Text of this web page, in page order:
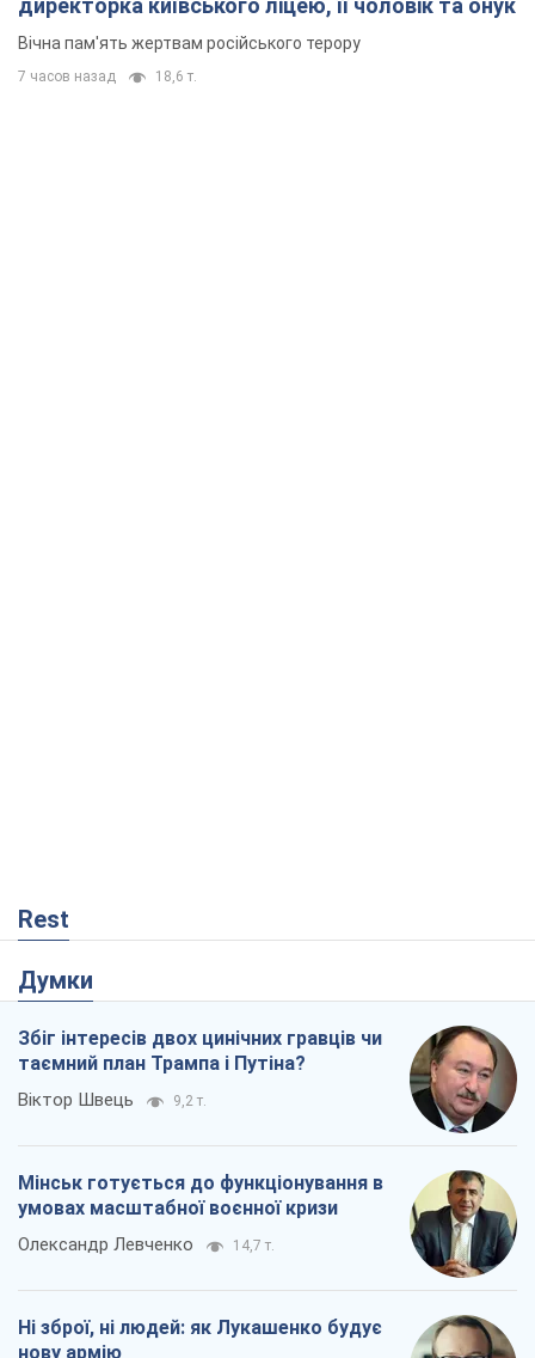
директорка київського ліцею, її чоловік та онук
Вічна пам'ять жертвам російського терору
7 часов назад 18,6 т.
Rest
Думки
Збіг інтересів двох цинічних гравців чи
таємний план Трампа і Путіна?
Віктор Швець 9,2 т.
Мінськ готується до функціонування в
умовах масштабної воєнної кризи
Олександр Левченко 14,7 т.
Ні зброї, ні людей: як Лукашенко будує
нову армію